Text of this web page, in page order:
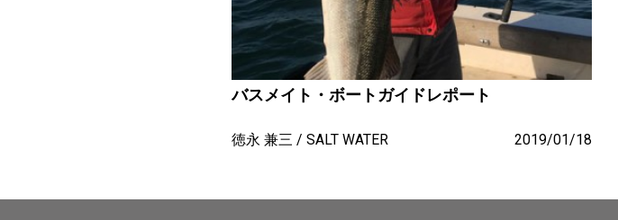
バスメイト・ボートガイドレポート
徳永 兼三 SALT WATER 2019/01/18